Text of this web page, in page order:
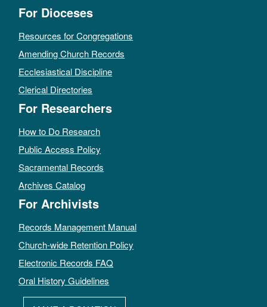
For Dioceses
Resources for Congregations
Amending Church Records
Ecclesiastical Discipline
Clerical Directories
For Researchers
How to Do Research
Public Access Policy
Sacramental Records
Archives Catalog
For Archivists
Records Management Manual
Church-wide Retention Policy
Electronic Records FAQ
Oral History Guidelines